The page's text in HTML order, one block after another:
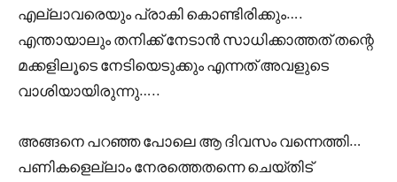
എല്ലാവരെയും പ്രാകി കൊണ്ടിരിക്കും….
എന്തായാലും തനിക്ക് നേടാൻ സാധിക്കാത്തത് തന്റെ
മക്കളിലൂടെ നേടിയെടുക്കും എന്നത് അവളുടെ
വാശിയായിരുന്നു…..
അങ്ങനെ പറഞ്ഞ പോലെ ആ ദിവസം വന്നെത്തി…
പണികളെല്ലാം നേരത്തെതന്നെ ചെയ്തിട്